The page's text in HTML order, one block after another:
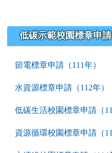
低碳示範校園標章申請
節電標章申請（111年）
水資源標章申請（112年）
低碳生活校園標章申請（
資源循環校園標章申請（